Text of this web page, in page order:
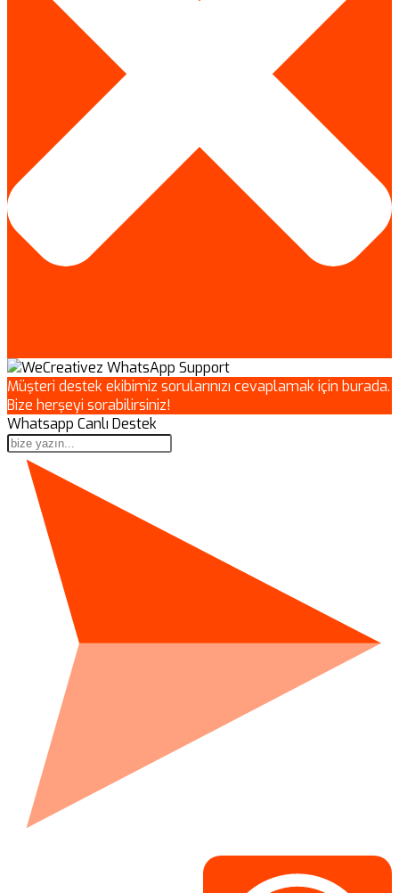
Müşteri destek ekibimiz sorularınızı cevaplamak için burada.
Bize herşeyi sorabilirsiniz!
Whatsapp Canlı Destek